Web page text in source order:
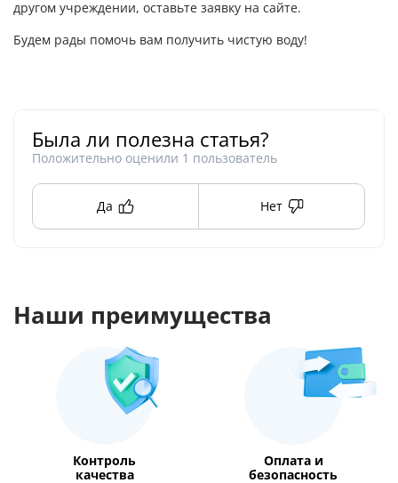
другом учреждении, оставьте заявку на сайте.
Будем рады помочь вам получить чистую воду!
Была ли полезна статья?
Положительно оценили 1 пользователь
Да Нет
Наши преимущества
Контроль
качества
Оплата и
безопасность